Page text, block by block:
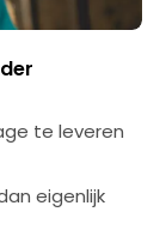
te leveren
eigenlijk